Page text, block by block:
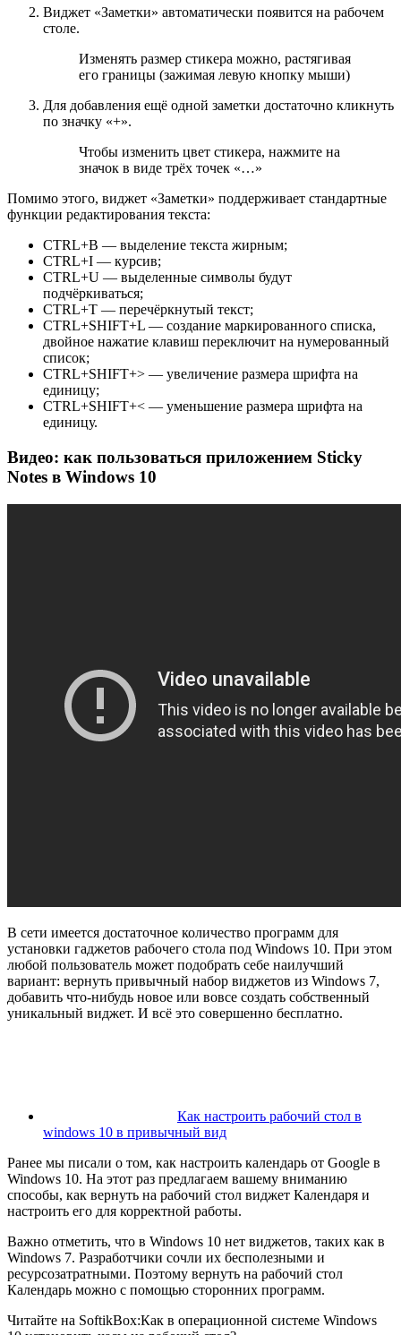
Виджет «Заметки» автоматически появится на рабочем
столе.
Изменять размер стикера можно, растягивая
его границы (зажимая левую кнопку мыши)
Для добавления ещё одной заметки достаточно кликнуть
по значку «+».
Чтобы изменить цвет стикера, нажмите на
значок в виде трёх точек «…»
Помимо этого, виджет «Заметки» поддерживает стандартные
функции редактирования текста:
CTRL+B — выделение текста жирным;
CTRL+I — курсив;
CTRL+U — выделенные символы будут
подчёркиваться;
CTRL+T — перечёркнутый текст;
CTRL+SHIFT+L — создание маркированного списка,
двойное нажатие клавиш переключит на нумерованный
список;
CTRL+SHIFT+> — увеличение размера шрифта на
единицу;
CTRL+SHIFT+< — уменьшение размера шрифта на
единицу.
Видео: как пользоваться приложением Sticky
Notes в Windows 10
В сети имеется достаточное количество программ для
установки гаджетов рабочего стола под Windows 10. При этом
любой пользователь может подобрать себе наилучший
вариант: вернуть привычный набор виджетов из Windows 7,
добавить что-нибудь новое или вовсе создать собственный
уникальный виджет. И всё это совершенно бесплатно.
Как настроить рабочий стол в
windows 10 в привычный вид
Ранее мы писали о том, как настроить календарь от Google в
Windows 10. На этот раз предлагаем вашему вниманию
способы, как вернуть на рабочий стол виджет Календаря и
настроить его для корректной работы.
Важно отметить, что в Windows 10 нет виджетов, таких как в
Windows 7. Разработчики сочли их бесполезными и
ресурсозатратными. Поэтому вернуть на рабочий стол
Календарь можно с помощью сторонних программ.
Читайте на SoftikBox:Как в операционной системе Windows